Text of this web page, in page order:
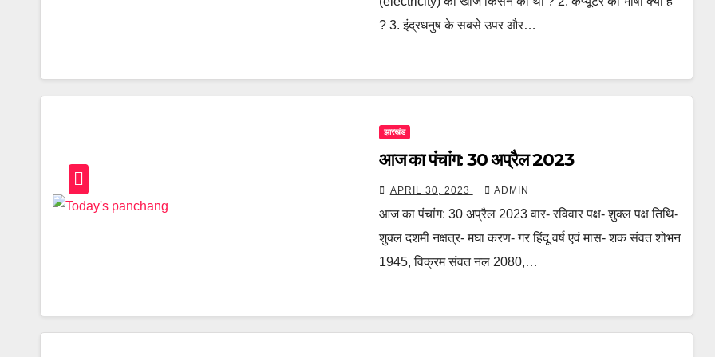
? 3. इंद्रधनुष के सबसे उपर और…
झारखंड
आज का पंचांग: 30 अप्रैल 2023
APRIL 30, 2023 ADMIN
आज का पंचांग: 30 अप्रैल 2023 वार- रविवार पक्ष- शुक्ल पक्ष तिथि-
शुक्ल दशमी नक्षत्र- मघा करण- गर हिंदू वर्ष एवं मास- शक संवत शोभन
1945, विक्रम संवत नल 2080,…